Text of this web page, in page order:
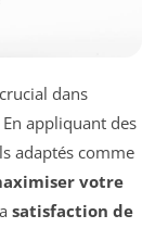
dans
En appliquant des
adaptés comme
votre
satisfaction de